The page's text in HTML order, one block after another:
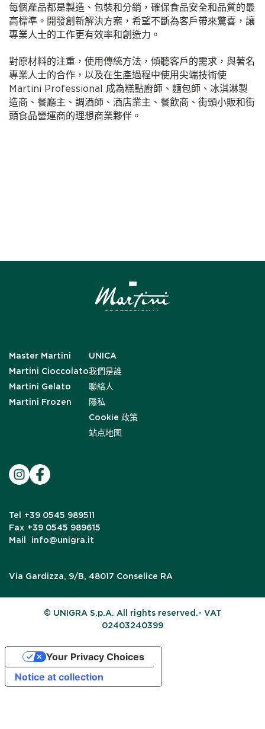
每個產品都是製造、包裝和分銷，確保食品安全和品質的最
高標準。開發創新解決方案，希望不斷為客戶帶來驚喜，讓
專業人士的工作更有效率和創造力。
對原材料的注重，使用傳統方法，傾聽客戶的需求，與著名
專業人士的合作，以及在生產過程中使用尖端技術使
Martini Professional 成為糕點廚師、麵包師、冰淇淋製
造商、餐廳主、調酒師、酒店業主、餐飲商、街頭小販和街
頭食品營運商的理想商業夥伴。
Master Martini
Martini Cioccolato
Martini Gelato
Martini Frozen
UNICA
我們是誰
聯絡人
隱私
Cookie 政策
站点地图
Tel
+39 0545 989511
Fax +39 0545 989615
Mail
info@unigra.it
Via Gardizza, 9/B, 48017 Conselice RA
© UNIGRA S.p.A. All rights reserved.- VAT
02403240399
Notice at collection
Your Privacy Choices